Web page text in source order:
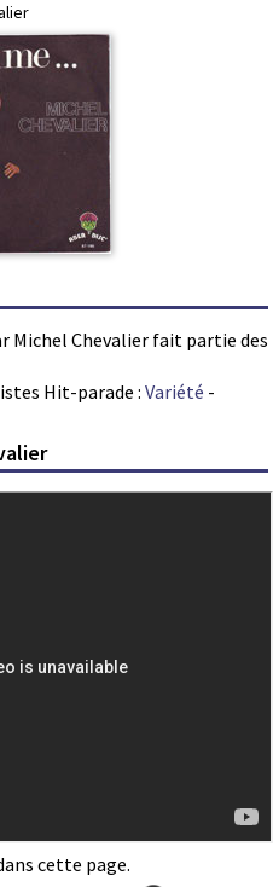
Michel Chevalier fait partie des
Hit-parade :Variété -
cette page.